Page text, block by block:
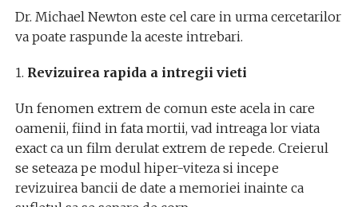
Dr. Michael Newton este cel care in urma cercetarilor
va poate raspunde la aceste intrebari.
1. Revizuirea rapida a intregii vieti
Un fenomen extrem de comun este acela in care
oamenii, fiind in fata mortii, vad intreaga lor viata
exact ca un film derulat extrem de repede. Creierul
se seteaza pe modul hiper-viteza si incepe
revizuirea bancii de date a memoriei inainte ca